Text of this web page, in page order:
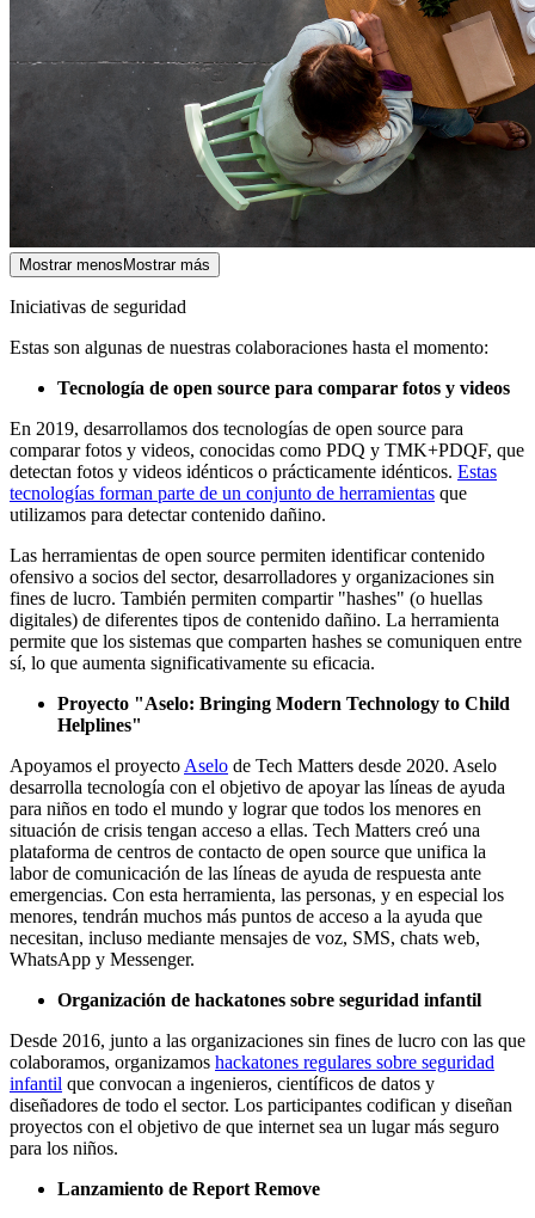
Mostrar menos Mostrar más
Iniciativas de seguridad
Estas son algunas de nuestras colaboraciones hasta el momento:
Tecnología de open source para comparar fotos y videos
En 2019, desarrollamos dos tecnologías de open source para
comparar fotos y videos, conocidas como PDQ y TMK+PDQF, que
detectan fotos y videos idénticos o prácticamente idénticos. Estas
tecnologías forman parte de un conjunto de herramientas que
utilizamos para detectar contenido dañino.
Las herramientas de open source permiten identificar contenido
ofensivo a socios del sector, desarrolladores y organizaciones sin
fines de lucro. También permiten compartir "hashes" (o huellas
digitales) de diferentes tipos de contenido dañino. La herramienta
permite que los sistemas que comparten hashes se comuniquen entre
sí, lo que aumenta significativamente su eficacia.
Proyecto "Aselo: Bringing Modern Technology to Child
Helplines"
Apoyamos el proyecto Aselo de Tech Matters desde 2020. Aselo
desarrolla tecnología con el objetivo de apoyar las líneas de ayuda
para niños en todo el mundo y lograr que todos los menores en
situación de crisis tengan acceso a ellas. Tech Matters creó una
plataforma de centros de contacto de open source que unifica la
labor de comunicación de las líneas de ayuda de respuesta ante
emergencias. Con esta herramienta, las personas, y en especial los
menores, tendrán muchos más puntos de acceso a la ayuda que
necesitan, incluso mediante mensajes de voz, SMS, chats web,
WhatsApp y Messenger.
Organización de hackatones sobre seguridad infantil
Desde 2016, junto a las organizaciones sin fines de lucro con las que
colaboramos, organizamos hackatones regulares sobre seguridad
infantil que convocan a ingenieros, científicos de datos y
diseñadores de todo el sector. Los participantes codifican y diseñan
proyectos con el objetivo de que internet sea un lugar más seguro
para los niños.
Lanzamiento de Report Remove